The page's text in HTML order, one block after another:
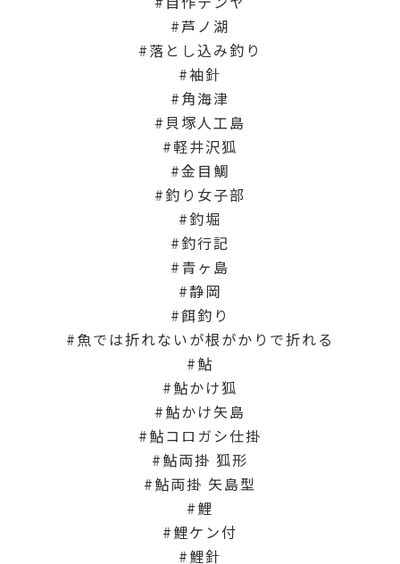
芦ノ湖
落とし込み釣り
袖針
角海津
貝塚人工島
軽井沢狐
金目鯛
釣り女子部
釣堀
釣行記
青ヶ島
静岡
餌釣り
魚では折れないが根がかりで折れる
鮎
鮎かけ狐
鮎かけ矢島
鮎コロガシ仕掛
鮎両掛 狐形
鮎両掛 矢島型
鯉
鯉ケン付
鯉針